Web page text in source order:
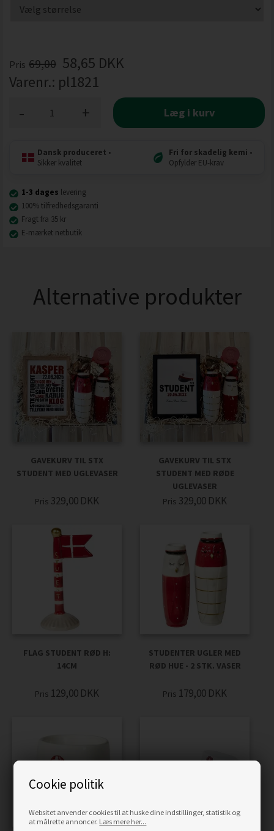
Cookie politik
Websitet anvender cookies til at huske dine indstillinger, statistik og
at målrette annoncer. Læs mere her...
Pris 69,00 58,65 DKK
Varenr.: pl1821
+
- Læg i kurv
Dansk produceret •
Sikker kvalitet
Fri for skadelig kemi •
Opfylder EU-krav
1-3 dages levering
100% tilfredhedsgaranti
Fragt fra 35 kr
E-mærket netbutik
Alternative produkter
GAVEKURV TIL STX
STUDENT MED UGLEVASER
Pris 329,00 DKK
GAVEKURV TIL STX
STUDENT MED RØDE
UGLEVASER
Pris 329,00 DKK
FLAG STUDENT RØD H:
14CM
Pris 129,00 DKK
STUDENTER UGLER MED
RØD HUE - 2 STK. VASER
Pris 179,00 DKK